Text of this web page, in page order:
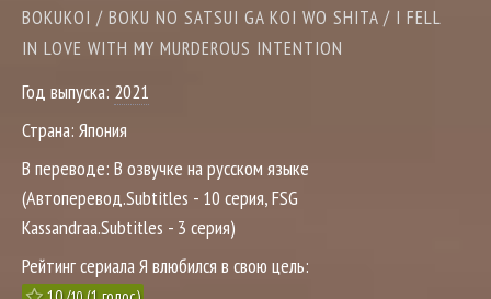
BOKUKOI / BOKU NO SATSUI GA KOI WO SHITA / I FELL
IN LOVE WITH MY MURDEROUS INTENTION
Год выпуска: 2021
Страна: Япония
В переводе: В озвучке на русском языке
(Автоперевод.Subtitles - 10 серия, FSG
Kassandraa.Subtitles - 3 серия)
Рейтинг сериала Я влюбился в свою цель: